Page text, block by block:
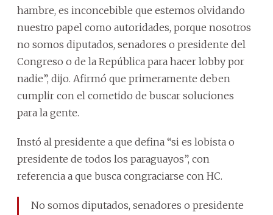
hambre, es inconcebible que estemos olvidando
nuestro papel como autoridades, porque nosotros
no somos diputados, senadores o presidente del
Congreso o de la República para hacer lobby por
nadie”, dijo. Afirmó que primeramente deben
cumplir con el cometido de buscar soluciones
para la gente.
Instó al presidente a que defina “si es lobista o
presidente de todos los paraguayos”, con
referencia a que busca congraciarse con HC.
No somos diputados, senadores o presidente